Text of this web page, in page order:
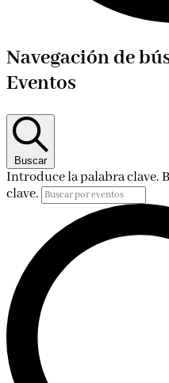
Eventos
Navegación de
Eventos
Buscar
Introduce la palabra clave.
clave.